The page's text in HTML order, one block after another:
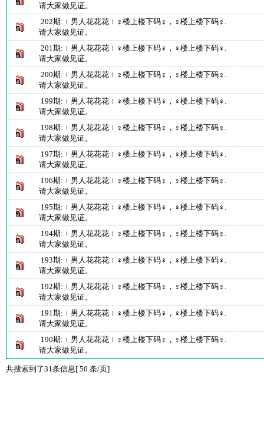
请大家做见证。
202期:﹛男人花花花﹜♀楼上楼下码♀，♀楼上楼下码♀.
请大家做见证。
201期:﹛男人花花花﹜♀楼上楼下码♀，♀楼上楼下码♀.
请大家做见证。
200期:﹛男人花花花﹜♀楼上楼下码♀，♀楼上楼下码♀.
请大家做见证。
199期:﹛男人花花花﹜♀楼上楼下码♀，♀楼上楼下码♀.
请大家做见证。
198期:﹛男人花花花﹜♀楼上楼下码♀，♀楼上楼下码♀.
请大家做见证。
197期:﹛男人花花花﹜♀楼上楼下码♀，♀楼上楼下码♀.
请大家做见证。
196期:﹛男人花花花﹜♀楼上楼下码♀，♀楼上楼下码♀.
请大家做见证。
195期:﹛男人花花花﹜♀楼上楼下码♀，♀楼上楼下码♀.
请大家做见证。
194期:﹛男人花花花﹜♀楼上楼下码♀，♀楼上楼下码♀.
请大家做见证。
193期:﹛男人花花花﹜♀楼上楼下码♀，♀楼上楼下码♀.
请大家做见证。
192期:﹛男人花花花﹜♀楼上楼下码♀，♀楼上楼下码♀.
请大家做见证。
191期:﹛男人花花花﹜♀楼上楼下码♀，♀楼上楼下码♀.
请大家做见证。
190期:﹛男人花花花﹜♀楼上楼下码♀，♀楼上楼下码♀.
请大家做见证。
共搜索到了31条信息[ 50 条/页]